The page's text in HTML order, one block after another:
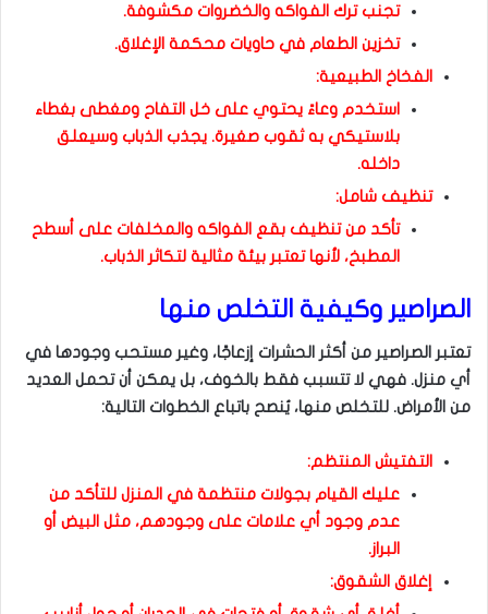
تجنب ترك الفواكه والخضروات مكشوفة.
تخزين الطعام في حاويات محكمة الإغلاق.
الفخاخ الطبيعية:
استخدم وعاءً يحتوي على خل التفاح ومغطى بغطاء
بلاستيكي به ثقوب صغيرة. يجذب الذباب وسيعلق
داخله.
تنظيف شامل:
تأكد من تنظيف بقع الفواكه والمخلفات على أسطح
المطبخ، لأنها تعتبر بيئة مثالية لتكاثر الذباب.
الصراصير وكيفية التخلص منها
تعتبر الصراصير من أكثر الحشرات إزعاجًا، وغير مستحب وجودها في
أي منزل. فهي لا تتسبب فقط بالخوف، بل يمكن أن تحمل العديد
من الأمراض. للتخلص منها، يُنصح باتباع الخطوات التالية:
التفتيش المنتظم:
عليك القيام بجولات منتظمة في المنزل للتأكد من
عدم وجود أي علامات على وجودهم، مثل البيض أو
البراز.
إغلاق الشقوق: